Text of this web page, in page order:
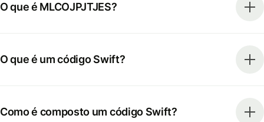
O que é MLCOJPJTJES?
O que é um código Swift?
Como é composto um código Swift?